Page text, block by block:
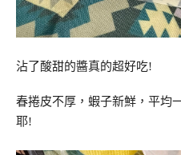
沾了酸甜的醬真的超好吃!
春捲皮不厚，蝦子新鮮，平均
耶!